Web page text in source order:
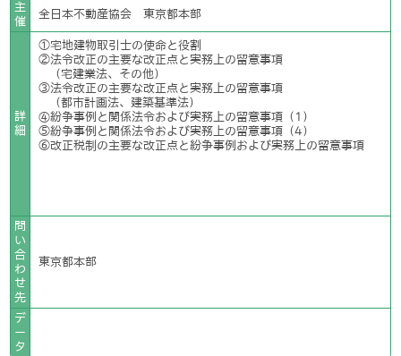
主
催
全日本不動産協会 東京都本部
詳
細
①宅地建物取引士の使命と役割
②法令改正の主要な改正点と実務上の留意事項
（宅建業法、その他）
③法令改正の主要な改正点と実務上の留意事項
（都市計画法、建築基準法）
④紛争事例と関係法令および実務上の留意事項（1）
⑤紛争事例と関係法令および実務上の留意事項（4）
⑥改正税制の主要な改正点と紛争事例および実務上の留意事項
問
い
合
わ
せ
先
東京都本部
デ
ー
タ